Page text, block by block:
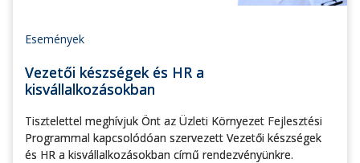
Események
Vezetői készségek és HR a
kisvállalkozásokban
Tisztelettel meghívjuk Önt az Üzleti Környezet Fejlesztési
Programmal kapcsolódóan szervezett Vezetői készségek
és HR a kisvállalkozásokban című rendezvényünkre.